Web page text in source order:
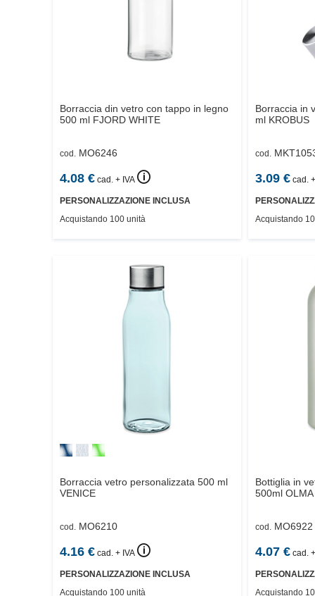
Borraccia din vetro con tappo in legno
500 ml FJORD WHITE
cod. MO6246
4.08 € cad. + IVA 🛈
PERSONALIZZAZIONE INCLUSA
Acquistando 100 unità
Borraccia in
ml KROBUS
cod.
3.09€ cad.
Acquistando
Borraccia vetro personalizzata 500 ml
VENICE
cod. MO6210
4.16 € cad. + IVA 🛈
PERSONALIZZAZIONE INCLUSA
Acquistando 100 unità
Bottiglia in
500ml OLMA
cod. MO6922
4.07€ cad.
Acquistando